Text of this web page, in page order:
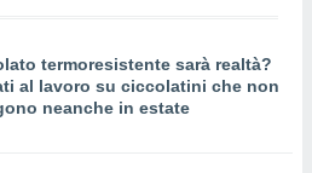
termoresistente sarà realtà?
al lavoro su ciccolatini che non
neanche in estate